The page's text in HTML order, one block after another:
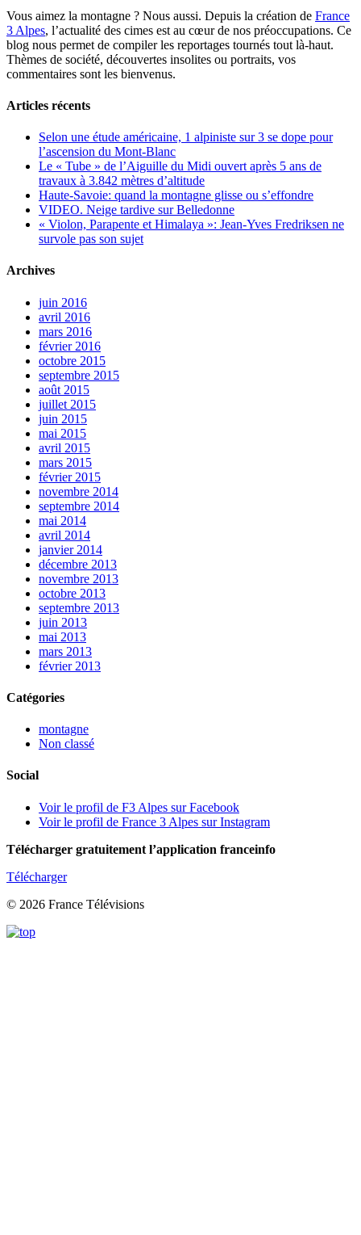
Vous aimez la montagne ? Nous aussi. Depuis la création de France
3 Alpes, l’actualité des cimes est au cœur de nos préoccupations. Ce
blog nous permet de compiler les reportages tournés tout là-haut.
Thèmes de société, découvertes insolites ou portraits, vos
commentaires sont les bienvenus.
Articles récents
Selon une étude américaine, 1 alpiniste sur 3 se dope pour
l’ascension du Mont-Blanc
Le « Tube » de l’Aiguille du Midi ouvert après 5 ans de
travaux à 3.842 mètres d’altitude
Haute-Savoie: quand la montagne glisse ou s’effondre
VIDEO. Neige tardive sur Belledonne
« Violon, Parapente et Himalaya »: Jean-Yves Fredriksen ne
survole pas son sujet
Archives
juin 2016
avril 2016
mars 2016
février 2016
octobre 2015
septembre 2015
août 2015
juillet 2015
juin 2015
mai 2015
avril 2015
mars 2015
février 2015
novembre 2014
septembre 2014
mai 2014
avril 2014
janvier 2014
décembre 2013
novembre 2013
octobre 2013
septembre 2013
juin 2013
mai 2013
mars 2013
février 2013
Catégories
montagne
Non classé
Social
Voir le profil de F3 Alpes sur Facebook
Voir le profil de France 3 Alpes sur Instagram
Télécharger gratuitement l’application franceinfo
Télécharger
© 2026 France Télévisions